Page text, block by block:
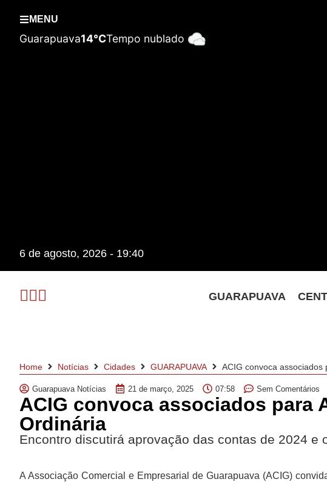
MENU
Guarapuava14°CTempo nublado
6 de agosto, 2026 - 19:40
GUARAPUAVA
Home Notícias Cidades GUARAPUAVA ACIG convoca associados
Guarapuava Notícias 21 de março, 2025 07:58 Sem Comentários
ACIG convoca associados para
Ordinária
Encontro discutirá aprovação das contas de 2024 e
A Associação Comercial e Empresarial de Guarapuava (ACIG)